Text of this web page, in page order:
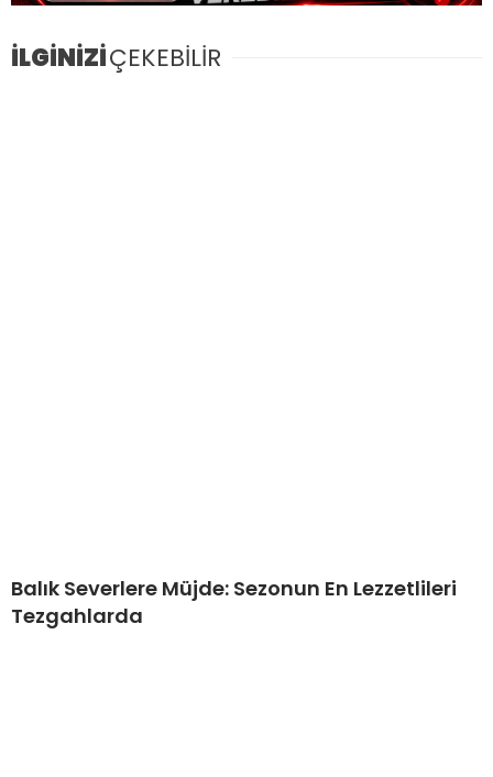
İLGİNİZİÇEKEBİLİR
Balık Severlere Müjde: Sezonun En Lezzetlileri
Tezgahlarda